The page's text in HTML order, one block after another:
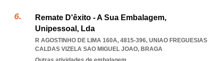
Remate D'êxito - A Sua Embalagem,
Unipessoal, Lda
R AGOSTINHO DE LIMA 160A, 4815-396, UNIAO FREGUESIAS
CALDAS VIZELA SAO MIGUEL JOAO, BRAGA